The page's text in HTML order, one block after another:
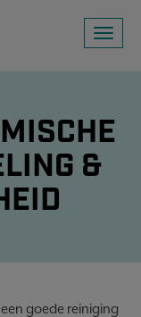
Toggle
&
goede reiniging